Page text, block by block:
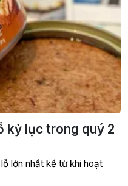
kỷ lục trong quý 2
lớn nhất kể từ khi hoạt